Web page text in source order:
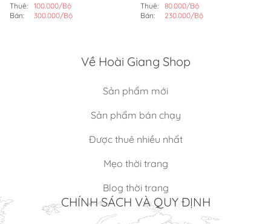
Thuê:
100.000/Bộ
Bán:
300.000/Bộ
Thuê:
80.000/Bộ
Bán:
230.000/Bộ
Về Hoài Giang Shop
Sản phẩm mới
Sản phẩm bán chạy
Được thuê nhiều nhất
Mẹo thời trang
Blog thời trang
CHÍNH SÁCH VÀ QUY ĐỊNH